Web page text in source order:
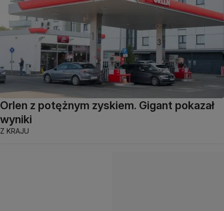
Orlen z potężnym zyskiem. Gigant pokazał
wyniki
Z KRAJU